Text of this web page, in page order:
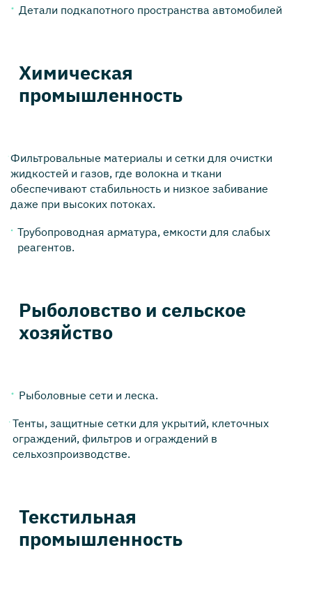
Детали подкапотного пространства автомобилей
Химическая
промышленность
Фильтровальные материалы и сетки для очистки
жидкостей и газов, где волокна и ткани
обеспечивают стабильность и низкое забивание
даже при высоких потоках.
Трубопроводная арматура, емкости для слабых
реагентов.
Рыболовство и сельское
хозяйство
Рыболовные сети и леска.
Тенты, защитные сетки для укрытий, клеточных
ограждений, фильтров и ограждений в
сельхозпроизводстве.
Текстильная
промышленность